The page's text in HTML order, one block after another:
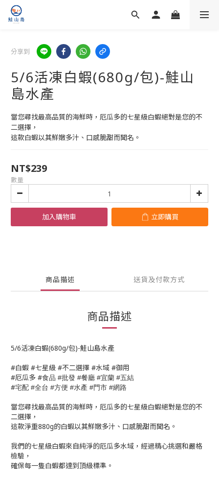
分享到
5/6活凍白蝦(680g/包)-鮭山
島水產
當您尋找最高品質的海鮮時，厄瓜多的七星級白蝦絕對是您的不
二選擇，
這款白蝦以其鮮嫩多汁、口感脆甜而聞名。
NT$239
數量
加入購物車 立即購買
商品描述 送貨及付款方式
商品描述
5/6活凍白蝦(680g/包)-鮭山島水產
#白蝦 #七星級 #不二選擇 #水域 #御用
#厄瓜多 #食品 #批發 #餐廳 #宜蘭 #五結
#宅配 #全台 #方便 #水產 #門市 #網路
當您尋找最高品質的海鮮時，厄瓜多的七星級白蝦絕對是您的不
二選擇，
這款淨重880g的白蝦以其鮮嫩多汁、口感脆甜而聞名。
我們的七星級白蝦來自純淨的厄瓜多水域，經過精心挑選和嚴格
檢驗，
確保每一隻白蝦都達到頂級標準。